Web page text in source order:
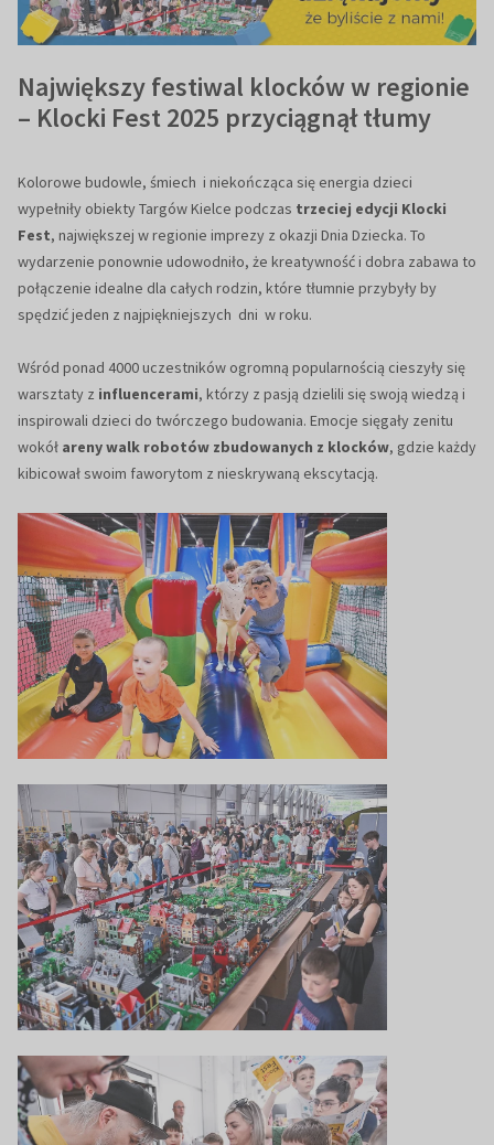
Największy festiwal klocków w regionie
– Klocki Fest 2025 przyciągnął tłumy
Kolorowe budowle, śmiech i niekończąca się energia dzieci
wypełniły obiekty Targów Kielce podczas trzeciej edycji Klocki
Fest, największej w regionie imprezy z okazji Dnia Dziecka. To
wydarzenie ponownie udowodniło, że kreatywność i dobra zabawa to
połączenie idealne dla całych rodzin, które tłumnie przybyły by
spędzić jeden z najpiękniejszych dni w roku.
Wśród ponad 4000 uczestników ogromną popularnością cieszyły się
warsztaty z influencerami, którzy z pasją dzielili się swoją wiedzą i
inspirowali dzieci do twórczego budowania. Emocje sięgały zenitu
wokół areny walk robotów zbudowanych z klocków, gdzie każdy
kibicował swoim faworytom z nieskrywaną ekscytacją.